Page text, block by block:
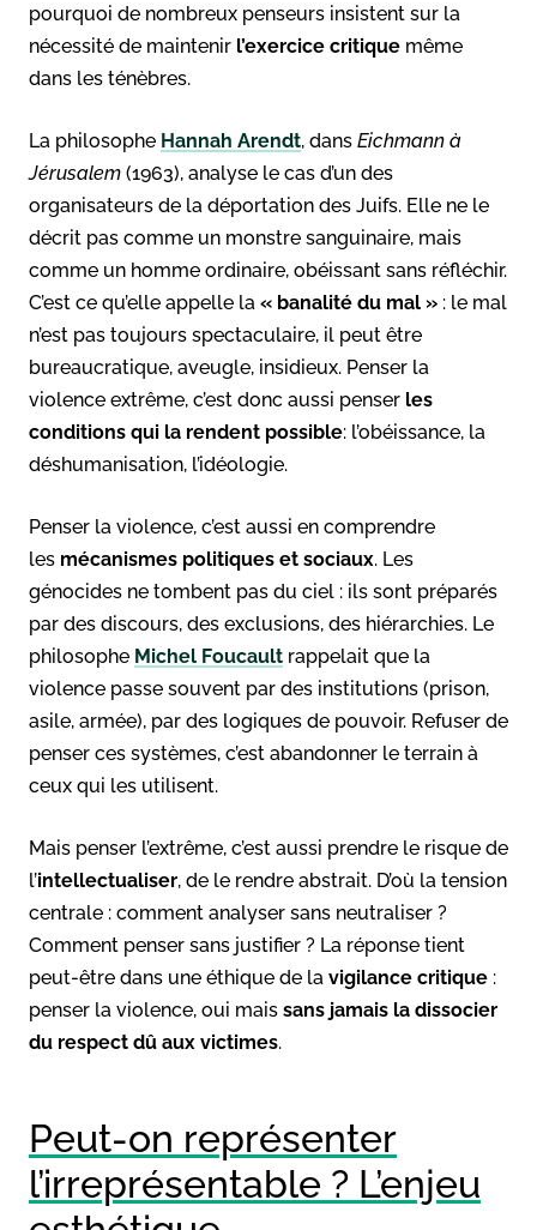
pourquoi de nombreux penseurs insistent sur la
nécessité de maintenir l’exercice critique même
dans les ténèbres.
La philosophe Hannah Arendt, dans Eichmann à
Jérusalem (1963), analyse le cas d’un des
organisateurs de la déportation des Juifs. Elle ne le
décrit pas comme un monstre sanguinaire, mais
comme un homme ordinaire, obéissant sans réfléchir.
C’est ce qu’elle appelle la « banalité du mal » : le mal
n’est pas toujours spectaculaire, il peut être
bureaucratique, aveugle, insidieux. Penser la
violence extrême, c’est donc aussi penser les
conditions qui la rendent possible: l’obéissance, la
déshumanisation, l’idéologie.
Penser la violence, c’est aussi en comprendre
les mécanismes politiques et sociaux. Les
génocides ne tombent pas du ciel : ils sont préparés
par des discours, des exclusions, des hiérarchies. Le
philosophe Michel Foucault rappelait que la
violence passe souvent par des institutions (prison,
asile, armée), par des logiques de pouvoir. Refuser de
penser ces systèmes, c’est abandonner le terrain à
ceux qui les utilisent.
Mais penser l’extrême, c’est aussi prendre le risque de
l’intellectualiser, de le rendre abstrait. D’où la tension
centrale : comment analyser sans neutraliser ?
Comment penser sans justifier ? La réponse tient
peut-être dans une éthique de la vigilance critique :
penser la violence, oui mais sans jamais la dissocier
du respect dû aux victimes.
Peut-on représenter
l’irreprésentable ? L’enjeu